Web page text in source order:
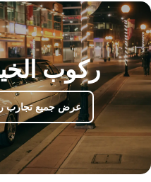
ركوب
عرض جميع تجارب